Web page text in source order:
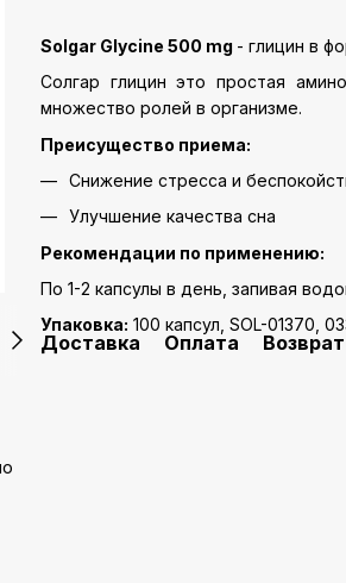
Solgar Glycine 500 mg - глицин в
Солгар глицин это простая
множество ролей в организме.
Преисущество приема:
Снижение стресса и
Улучшение качества сна
Рекомендации по применению:
По 1-2 капсулы в день, запивая
Упаковка: 100 капсул, SOL-01370,
Доставка Оплата Возврат